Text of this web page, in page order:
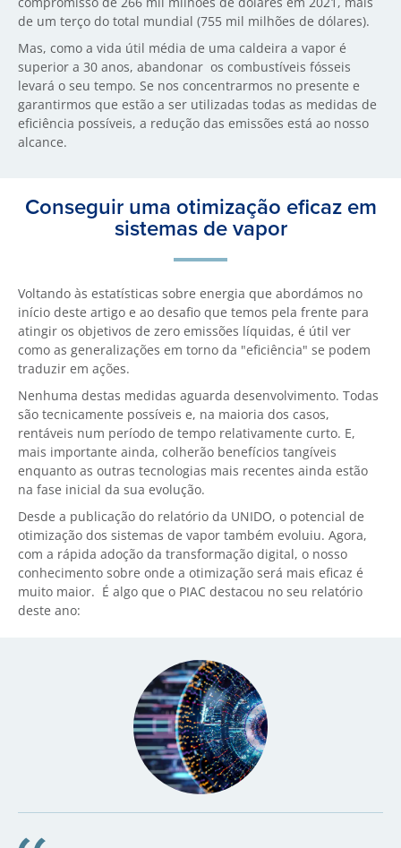
de um terço do total mundial (755 mil milhões de dólares).
Mas, como a vida útil média de uma caldeira a vapor é
superior a 30 anos, abandonar os combustíveis fósseis
levará o seu tempo. Se nos concentrarmos no presente e
garantirmos que estão a ser utilizadas todas as medidas de
eficiência possíveis, a redução das emissões está ao nosso
alcance.
Conseguir uma otimização eficaz em
sistemas de vapor
Voltando às estatísticas sobre energia que abordámos no
início deste artigo e ao desafio que temos pela frente para
atingir os objetivos de zero emissões líquidas, é útil ver
como as generalizações em torno da "eficiência" se podem
traduzir em ações.
Nenhuma destas medidas aguarda desenvolvimento. Todas
são tecnicamente possíveis e, na maioria dos casos,
rentáveis num período de tempo relativamente curto. E,
mais importante ainda, colherão benefícios tangíveis
enquanto as outras tecnologias mais recentes ainda estão
na fase inicial da sua evolução.
Desde a publicação do relatório da UNIDO, o potencial de
otimização dos sistemas de vapor também evoluiu. Agora,
com a rápida adoção da transformação digital, o nosso
conhecimento sobre onde a otimização será mais eficaz é
muito maior. É algo que o PIAC destacou no seu relatório
deste ano: